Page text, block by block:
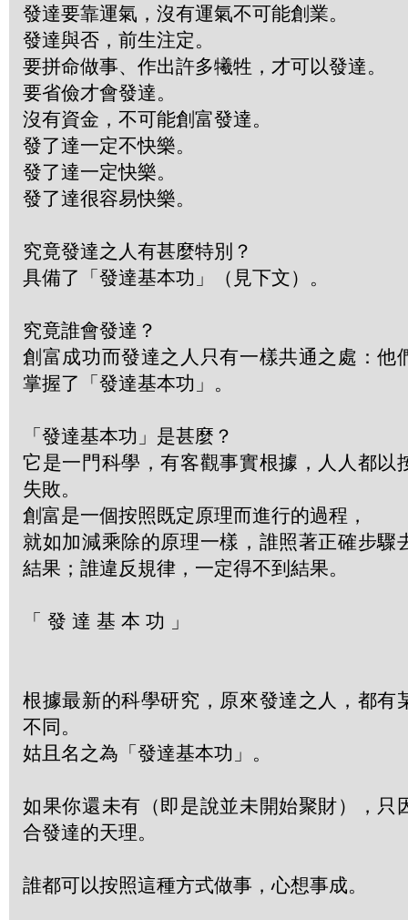
發達要靠運氣，沒有運氣不可能創業。
發達與否，前生注定。
要拼命做事、作出許多犧牲，才可以發達。
要省儉才會發達。
沒有資金，不可能創富發達。
發了達一定不快樂。
發了達一定快樂。
發了達很容易快樂。
究竟發達之人有甚麼特別？
具備了「發達基本功」（見下文）。
究竟誰會發達？
創富成功而發達之人只有一樣共通之處：他
掌握了「發達基本功」。
「發達基本功」是甚麼？
它是一門科學，有客觀事實根據，人人都以
失敗。
創富是一個按照既定原理而進行的過程，
就如加減乘除的原理一樣，誰照著正確步驟
結果；誰違反規律，一定得不到結果。
「 發 達 基 本 功 」
根據最新的科學研究，原來發達之人，都有
不同。
姑且名之為「發達基本功」。
如果你還未有（即是說並未開始聚財），只
合發達的天理。
誰都可以按照這種方式做事，心想事成。